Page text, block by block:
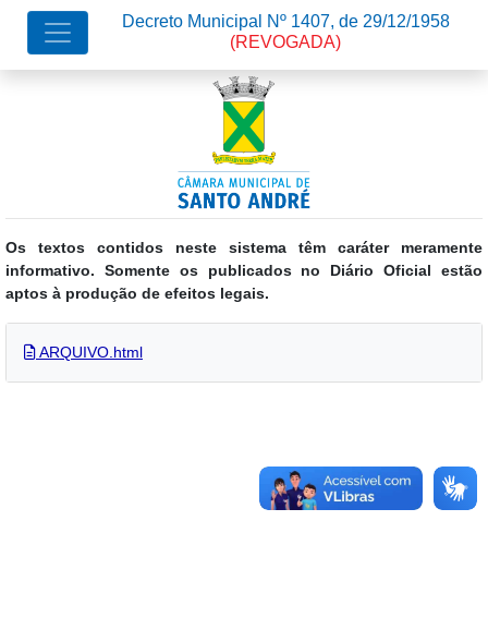
Os textos contidos neste sistema têm caráter meramente
informativo. Somente os publicados no Diário Oficial estão
aptos à produção de efeitos legais.
Decreto Municipal Nº 1407, de 29/12/1958
(REVOGADA)
ARQUIVO.html